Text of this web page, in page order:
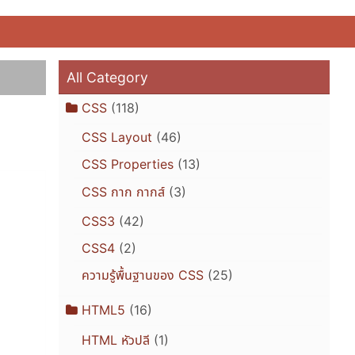
All Category
CSS (118)
CSS Layout (46)
CSS Properties(13)
CSS กาก กากส์(3)
CSS3 (42)
CSS4(2)
ความรู้พื้นฐานของ CSS(25)
HTML5 (16)
HTML หัวปลี (1)